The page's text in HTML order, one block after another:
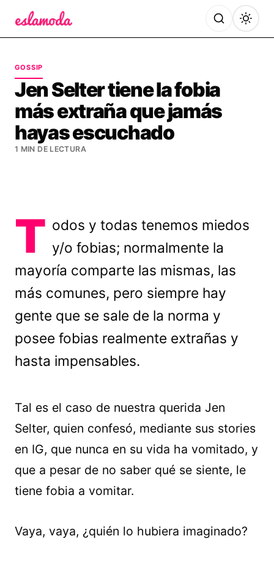
GOSSIP
Jen Selter tiene la fobia
más extraña que jamás
hayas escuchado
1 MIN DE LECTURA
T odos y todas tenemos miedos
y/o fobias; normalmente la
mayoría comparte las mismas, las
más comunes, pero siempre hay
gente que se sale de la norma y
posee fobias realmente extrañas y
hasta impensables.
Tal es el caso de nuestra querida Jen
Selter, quien confesó, mediante sus stories
en IG, que nunca en su vida ha vomitado, y
que a pesar de no saber qué se siente, le
tiene fobia a vomitar.
Vaya, vaya, ¿quién lo hubiera imaginado?